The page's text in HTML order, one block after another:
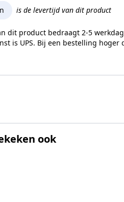
is de levertijd van dit product
dit product bedraagt 2-5
is UPS. Bij een bestelling
ook